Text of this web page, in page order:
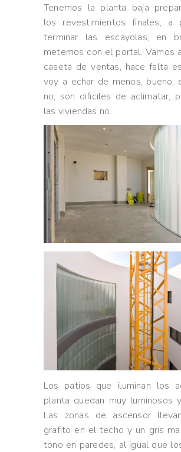
Tenemos la planta baja
los revestimientos finales, a
terminar las escayolas, en
metemos con el portal. Vamos
caseta de ventas, hace falta
voy a echar de menos, bueno,
no, son dificiles de aclimatar,
las viviendas no.
Los patios que iluminan los
planta quedan muy luminosos
Las zonas de ascensor
grafito en el techo y un gris
tono en paredes, al igual que